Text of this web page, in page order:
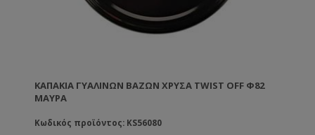
ΚΑΠΆΚΙΑ ΓΥΆΛΙΝΩΝ ΒΆΖΩΝ ΧΡΥΣΆ TWIST OFF Φ82
ΜΑΥΡΑ
Κωδικός προϊόντος: KS56080